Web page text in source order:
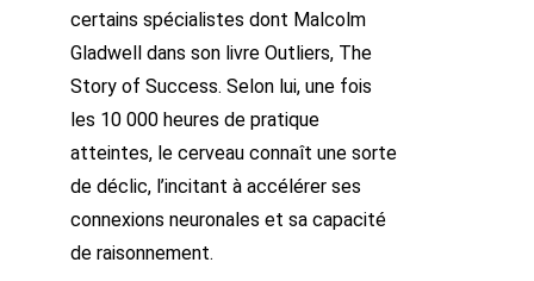
certains spécialistes dont Malcolm
Gladwell dans son livre Outliers, The
Story of Success. Selon lui, une fois
les 10 000 heures de pratique
atteintes, le cerveau connaît une sorte
de déclic, l’incitant à accélérer ses
connexions neuronales et sa capacité
de raisonnement.